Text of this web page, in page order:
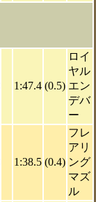
1:47.4 (0.5)
ロイ
ヤル
エン
デバ
ー
1:38.5 (0.4)
フレ
アリ
ング
マズ
ル